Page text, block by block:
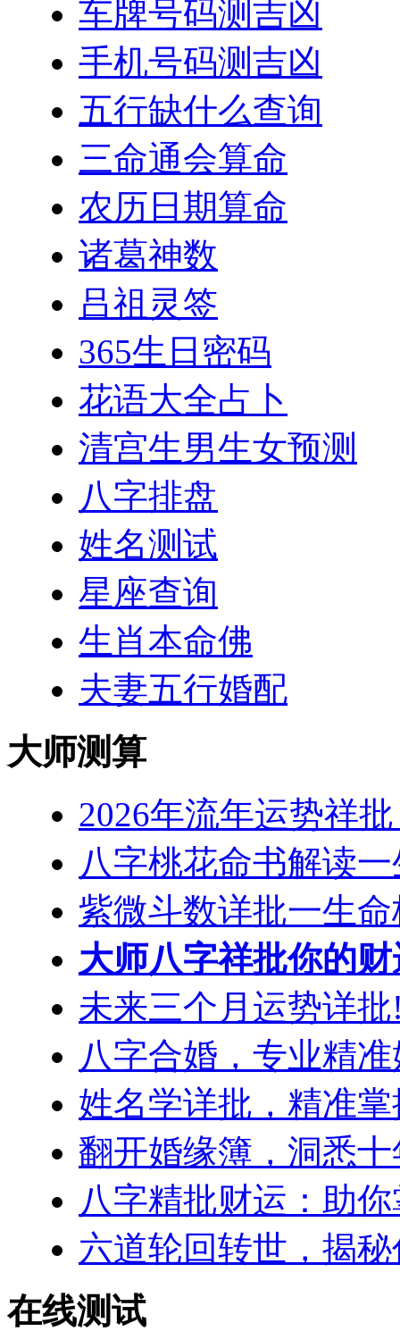
车牌号码测吉凶
手机号码测吉凶
五行缺什么查询
三命通会算命
农历日期算命
诸葛神数
吕祖灵签
365生日密码
花语大全占卜
清宫生男生女预测
八字排盘
姓名测试
星座查询
生肖本命佛
夫妻五行婚配
大师测算
2026年流年运势祥
八字桃花命书解读
紫微斗数详批一生
大师八字祥批你的
未来三个月运势详
八字合婚，专业精
姓名学详批，精准
翻开婚缘簿，洞悉
八字精批财运：助
六道轮回转世，揭
在线测试